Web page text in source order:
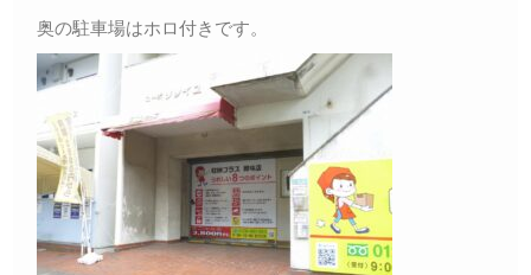
奥の駐車場はホロ付きです。